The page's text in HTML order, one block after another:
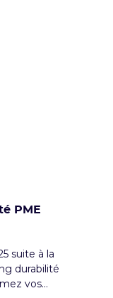
PME
suite à la
durabilité
vos